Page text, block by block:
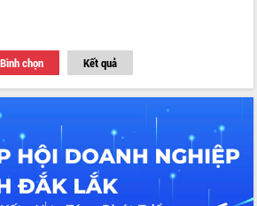
Bình chọn Kết quả